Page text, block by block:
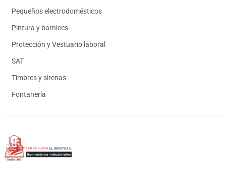
Pequeños electrodomésticos
Pintura y barnices
Protección y Vestuario laboral
SAT
Timbres y sirenas
Fontanería